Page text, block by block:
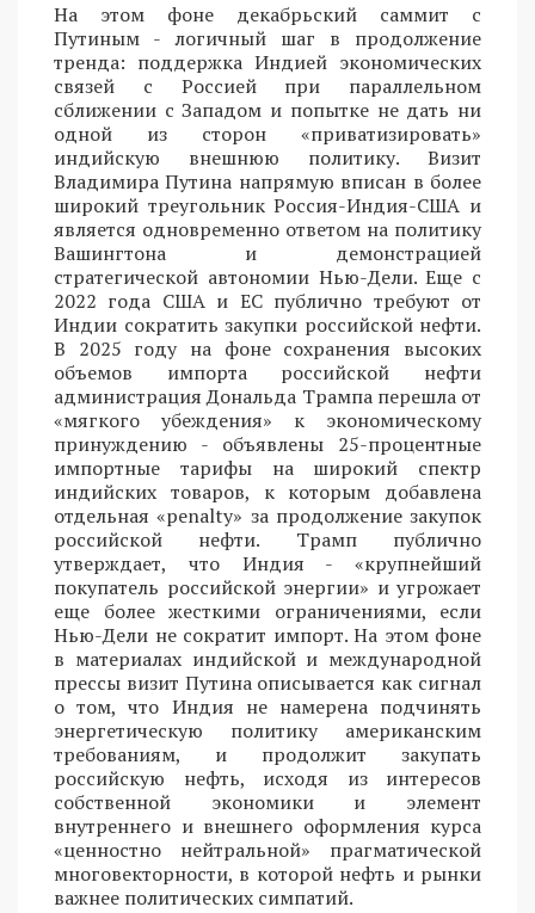
На этом фоне декабрьский саммит с
Путиным - логичный шаг в продолжение
тренда: поддержка Индией экономических
связей с Россией при параллельном
сближении с Западом и попытке не дать ни
одной из сторон «приватизировать»
индийскую внешнюю политику. Визит
Владимира Путина напрямую вписан в более
широкий треугольник Россия-Индия-США и
является одновременно ответом на политику
Вашингтона и демонстрацией
стратегической автономии Нью-Дели. Еще с
2022 года США и ЕС публично требуют от
Индии сократить закупки российской нефти.
В 2025 году на фоне сохранения высоких
объемов импорта российской нефти
администрация Дональда Трампа перешла от
«мягкого убеждения» к экономическому
принуждению - объявлены 25-процентные
импортные тарифы на широкий спектр
индийских товаров, к которым добавлена
отдельная «penalty» за продолжение закупок
российской нефти. Трамп публично
утверждает, что Индия - «крупнейший
покупатель российской энергии» и угрожает
еще более жесткими ограничениями, если
Нью-Дели не сократит импорт. На этом фоне
в материалах индийской и международной
прессы визит Путина описывается как сигнал
о том, что Индия не намерена подчинять
энергетическую политику американским
требованиям, и продолжит закупать
российскую нефть, исходя из интересов
собственной экономики и элемент
внутреннего и внешнего оформления курса
«ценностно нейтральной» прагматической
многовекторности, в которой нефть и рынки
важнее политических симпатий.